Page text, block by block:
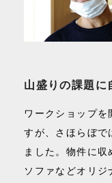
山盛りの課題に
ワークショップを
すが、さほらぼで
ました。物件に
ソファなどオリジ